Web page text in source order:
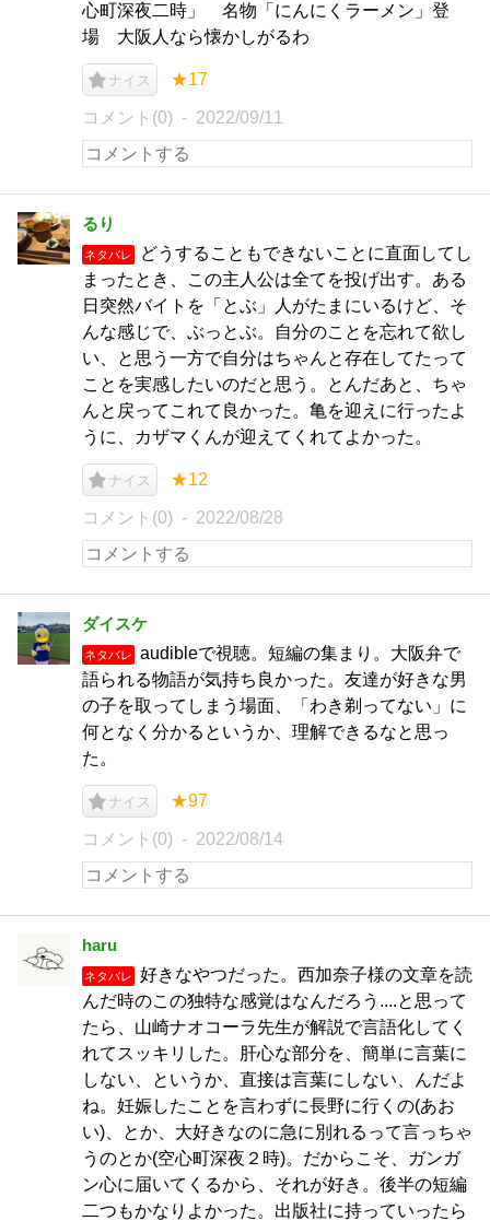
心町深夜二時」 名物「にんにくラーメン」登
場 大阪人なら懐かしがるわ
ナイス ★17
コメント(0) 2022/09/11
るり
ネタバレ
どうすることもできないことに直面してし
まったとき、この主人公は全てを投げ出す。ある
日突然バイトを「とぶ」人がたまにいるけど、そ
んな感じで、ぶっとぶ。自分のことを忘れて欲し
い、と思う一方で自分はちゃんと存在してたって
ことを実感したいのだと思う。とんだあと、ちゃ
んと戻ってこれて良かった。亀を迎えに行ったよ
うに、カザマくんが迎えてくれてよかった。
ナイス ★12
コメント(0) 2022/08/28
ダイスケ
ネタバレ
audibleで視聴。短編の集まり。大阪弁で
語られる物語が気持ち良かった。友達が好きな男
の子を取ってしまう場面、「わき剃ってない」に
何となく分かるというか、理解できるなと思っ
た。
ナイス ★97
コメント(0) 2022/08/14
haru
ネタバレ
好きなやつだった。西加奈子様の文章を読
んだ時のこの独特な感覚はなんだろう....と思って
たら、山崎ナオコーラ先生が解説で言語化してく
れてスッキリした。肝心な部分を、簡単に言葉に
しない、というか、直接は言葉にしない、んだよ
ね。妊娠したことを言わずに長野に行くの(あお
い)、とか、大好きなのに急に別れるって言っちゃ
うのとか(空心町深夜２時)。だからこそ、ガンガ
ン心に届いてくるから、それが好き。後半の短編
二つもかなりよかった。出版社に持っていったら